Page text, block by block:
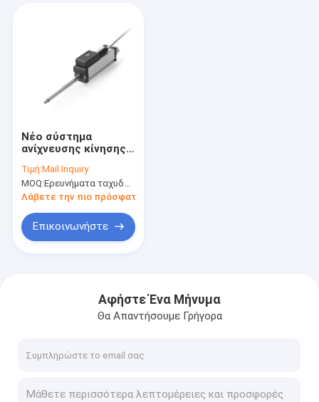
Σχετικά με εμάς
Επισκεψή εργοστασίου
Ζητήστε μια προσφορά
Κύρια συγκόλλησης και ενεργοποιητές
Χειροκροτητήρας λέιζερ ινών
Νέο σύστημα
ανίχνευσης κίνησης
Τιμή:Mail Inquiry
MOQ:Ερευνήματα ταχυδρομείου
Λάβετε την πιο πρόσφατη τιμή
Επικοινωνήστε
Αφήστε Ένα Μήνυμα
Θα Απαντήσουμε Γρήγορα